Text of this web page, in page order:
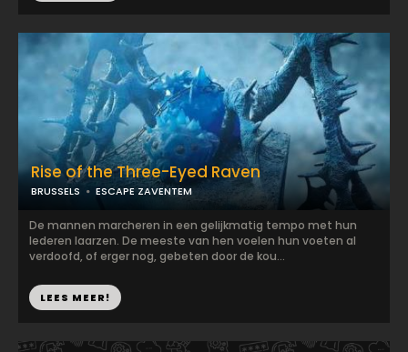
Rise of the Three-Eyed Raven
BRUSSELS ESCAPE ZAVENTEM
De mannen marcheren in een gelijkmatig tempo met hun
lederen laarzen. De meeste van hen voelen hun voeten al
verdoofd, of erger nog, gebeten door de kou...
LEES MEER!